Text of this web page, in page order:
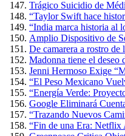
Trágico Suicidio de
“Taylor Swift hace
“India marca historia al
Amplio Dispositivo de
De camarera a rostro
Madonna tiene el deseo
Jenni Hermoso Exige
“El Peso Mexicano
“Energía Verde:
Google Eliminará
“Trazando Nuevos
“Fin de una Era: Netflix